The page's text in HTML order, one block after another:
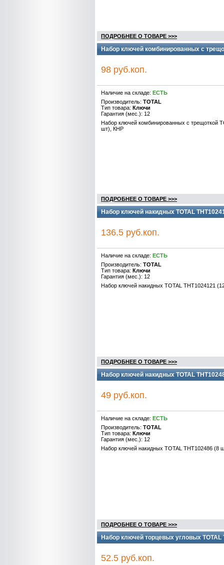
ПОДРОБНЕЕ О ТОВАРЕ >>>
Набор ключей комбинированных с
98 руб.коп.
Наличие на складе: ЕСТЬ
Производитель: TOTAL
Тип товара: Ключи
Гарантия (мес.): 12
Набор ключей комбинированных с трещоткой
шт), КНР
ПОДРОБНЕЕ О ТОВАРЕ >>>
Набор ключей накидных TOTAL
136.5 руб.коп.
Наличие на складе: ЕСТЬ
Производитель: TOTAL
Тип товара: Ключи
Гарантия (мес.): 12
Набор ключей накидных TOTAL THT1024121
ПОДРОБНЕЕ О ТОВАРЕ >>>
Набор ключей накидных TOTAL
49 руб.коп.
Наличие на складе: ЕСТЬ
Производитель: TOTAL
Тип товара: Ключи
Гарантия (мес.): 12
Набор ключей накидных TOTAL THT102486 (8
ПОДРОБНЕЕ О ТОВАРЕ >>>
Набор ключей торцевых угловых TOTAL
52.5 руб.коп.